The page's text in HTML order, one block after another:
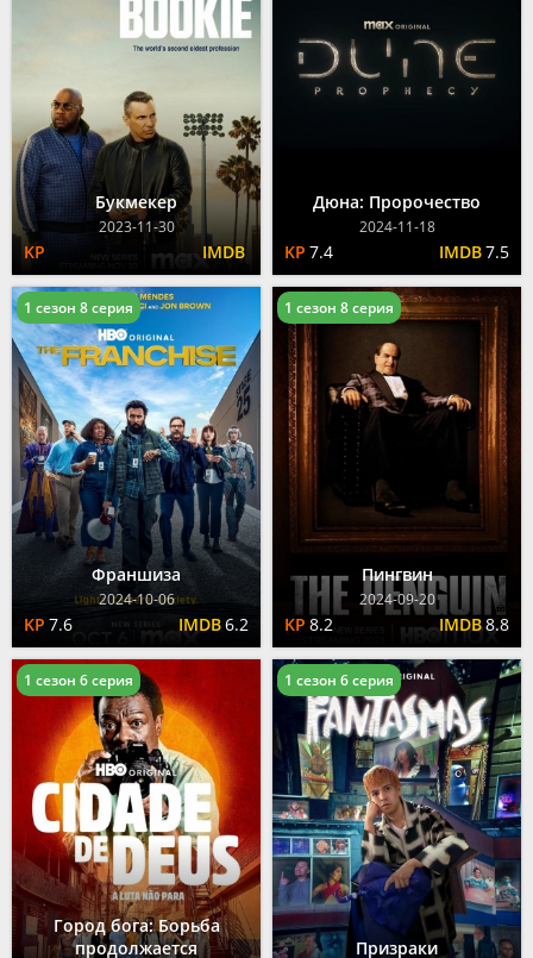
Букмекер
2023-11-30
Дюна: Пророчество
2024-11-18
7.4 7.5
Франшиза
2024-10-06
7.6 6.2
1 сезон 8 серия
Пингвин
2024-09-20
8.2 8.8
1 сезон 8 серия
Город бога: Борьба
продолжается
1 сезон 6 серия
Призраки
1 сезон 6 серия